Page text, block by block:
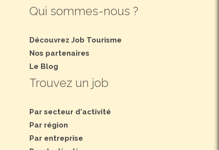
Qui sommes-nous ?
Découvrez Job Tourisme
Nos partenaires
Le Blog
Trouvez un job
Par secteur d'activité
Par région
Par entreprise